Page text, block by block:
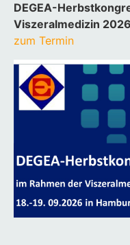
DEGEA-
Viszeralmedizin 2026
zum Termin